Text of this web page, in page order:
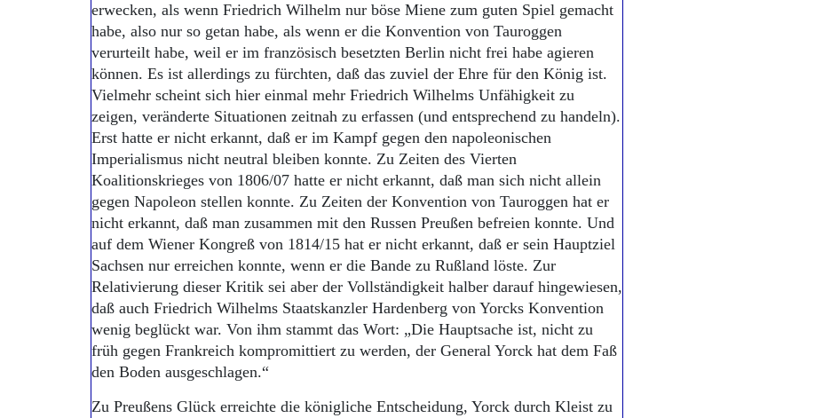
erwecken, als wenn Friedrich Wilhelm nur böse Miene zum guten Spiel gemacht
habe, also nur so getan habe, als wenn er die Konvention von Tauroggen
verurteilt habe, weil er im französisch besetzten Berlin nicht frei habe agieren
können. Es ist allerdings zu fürchten, daß das zuviel der Ehre für den König ist.
Vielmehr scheint sich hier einmal mehr Friedrich Wilhelms Unfähigkeit zu
zeigen, veränderte Situationen zeitnah zu erfassen (und entsprechend zu handeln).
Erst hatte er nicht erkannt, daß er im Kampf gegen den napoleonischen
Imperialismus nicht neutral bleiben konnte. Zu Zeiten des Vierten
Koalitionskrieges von 1806/07 hatte er nicht erkannt, daß man sich nicht allein
gegen Napoleon stellen konnte. Zu Zeiten der Konvention von Tauroggen hat er
nicht erkannt, daß man zusammen mit den Russen Preußen befreien konnte. Und
auf dem Wiener Kongreß von 1814/15 hat er nicht erkannt, daß er sein Hauptziel
Sachsen nur erreichen konnte, wenn er die Bande zu Rußland löste. Zur
Relativierung dieser Kritik sei aber der Vollständigkeit halber darauf hingewiesen,
daß auch Friedrich Wilhelms Staatskanzler Hardenberg von Yorcks Konvention
wenig beglückt war. Von ihm stammt das Wort: „Die Hauptsache ist, nicht zu
früh gegen Frankreich kompromittiert zu werden, der General Yorck hat dem Faß
den Boden ausgeschlagen.“
Zu Preußens Glück erreichte die königliche Entscheidung, Yorck durch Kleist zu